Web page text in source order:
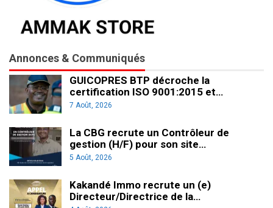
Annonces & Communiqués
GUICOPRES BTP décroche la
certification ISO 9001:2015 et…
7 Août, 2026
La CBG recrute un Contrôleur de
gestion (H/F) pour son site…
5 Août, 2026
Kakandé Immo recrute un (e)
Directeur/Directrice de la…